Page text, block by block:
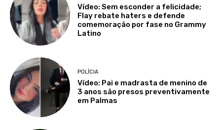
Vídeo: Sem esconder a felicidade;
Flay rebate haters e defende
comemoração por fase no Grammy
Latino
POLÍCIA
Vídeo: Pai e madrasta de menino de
3 anos são presos preventivamente
em Palmas